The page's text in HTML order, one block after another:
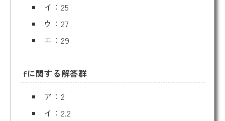
イ：25
ウ：27
エ：29
fに関する解答群
ア：2
イ：2.2